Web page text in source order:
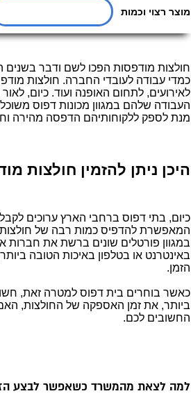
חולצות מודפסות הפכו לשם ודבר בשנים
כמדי עבודה לעובדי החברה. חולצות
לאירועים, לתחום האופנה ועוד. כיום,
העבודה שלהם במגוון מכונות דפוס
מנת לספק ללקוחותיהם הדפסה מהירה
היכן ניתן להזמין חולצות
כיום, בתי דפוס ברחבי הארץ ערוכים
המאפשרת להדפיס כמות רבה של חולצות
במגוון פורטלים שונים ברשת את
באינטרנט או בטלפון באיכות הטובה
הזמן.
כאשר בוחרים בית דפוס למטרה זאת,
ביותר, את זמן האספקה של החולצות,
החשובים לכם.
למה לצאת מהמשרד כשאפשר לבצע